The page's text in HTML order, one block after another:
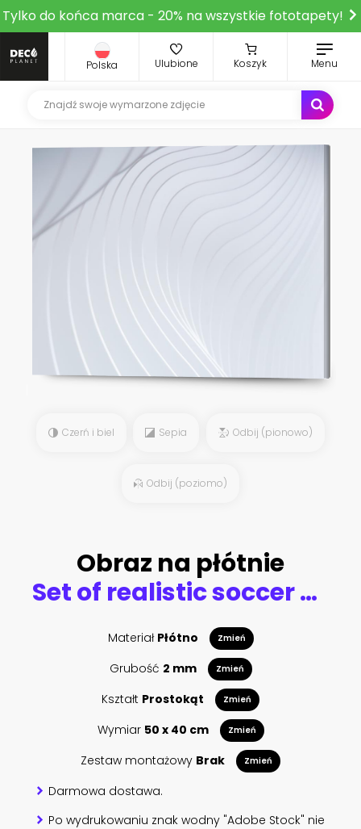
Tylko do końca marca - 20% na wszystkie fototapety!
Polska Ulubione Koszyk Menu
Czerń i biel Sepia Odbij (pionowo)
Odbij (poziomo)
Obraz na płótnie
Set of realistic soccer balls or football ball on white background. 3d Style vector Ball. Soccer black and white balls
Materiał Płótno Zmień
Grubość 2 mm Zmień
Kształt Prostokąt Zmień
Wymiar 50 x 40 cm Zmień
Zestaw montażowy Brak Zmień
Darmowa dostawa.
Po wydrukowaniu znak wodny "Adobe Stock" nie